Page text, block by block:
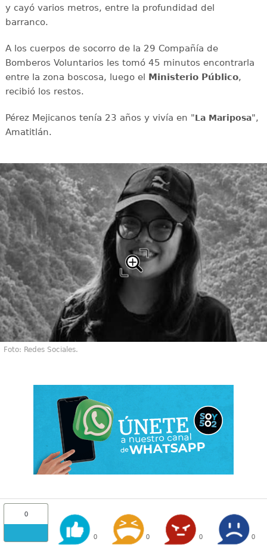
y cayó varios metros, entre la profundidad del
barranco.
A los cuerpos de socorro de la 29 Compañía de
Bomberos Voluntarios les tomó 45 minutos encontrarla
entre la zona boscosa, luego el
Ministerio Público,
recibió los restos.
Pérez Mejicanos tenía 23 años y vivía en "La Mariposa",
Amatitlán.
Foto: Redes Sociales.
0
0 0 0 0